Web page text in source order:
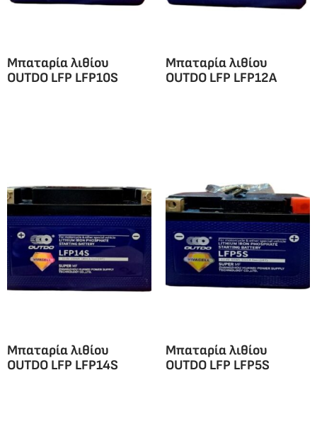
Μπαταρία λιθίου
OUTDO LFP LFP10S
Μπαταρία λιθίου
OUTDO LFP LFP12A
Μπαταρία λιθίου
OUTDO LFP LFP14S
Μπαταρία λιθίου
OUTDO LFP LFP5S